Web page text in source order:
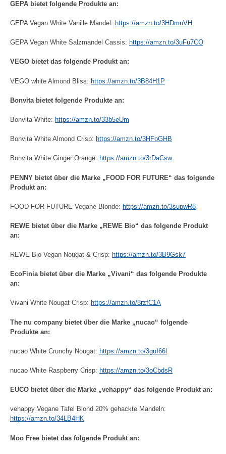
GEPA bietet folgende Produkte an:
GEPA Vegan White Vanille Mandel: https://amzn.to/3HDmnVH
GEPA Vegan White Salzmandel Cassis: https://amzn.to/3uFu7CO
VEGO bietet das folgende Produkt an:
VEGO white Almond Bliss: https://amzn.to/3B84H1P
Bonvita bietet folgende Produkte an:
Bonvita White: https://amzn.to/33b5eUm
Bonvita White Almond Crisp: https://amzn.to/3HFoGHB
Bonvita White Ginger Orange: https://amzn.to/3rDaCsw
PENNY bietet über die Marke „FOOD FOR FUTURE“ das folgende
Produkt an:
FOOD FOR FUTURE Vegane Blonde: https://amzn.to/3supwR8
REWE bietet über die Marke „REWE Bio“ das folgende Produkt
an:
REWE Bio Vegan Nougat & Crisp: https://amzn.to/3B9Gsk7
EcoFinia bietet über die Marke „Vivani“ das folgende Produkte
an:
Vivani White Nougat Crisp: https://amzn.to/3rzfC1A
The nu company bietet über die Marke „nucao“ folgende
Produkte an:
nucao White Crunchy Nougat: https://amzn.to/3guI66l
nucao White Raspberry Crisp: https://amzn.to/3oCbdsR
EUCO bietet über die Marke „vehappy“ das folgende Produkt an:
vehappy Vegane Tafel Blond 20% gehackte Mandeln:
https://amzn.to/34LB4HK
Moo Free bietet das folgende Produkt an: